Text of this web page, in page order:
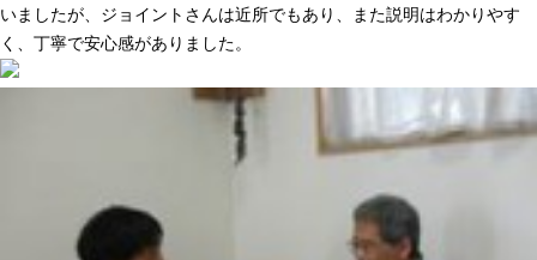
いましたが、ジョイントさんは近所でもあり、また説明はわかりやす
く、丁寧で安心感がありました。